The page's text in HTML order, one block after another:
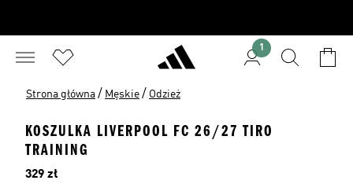
1
Strona główna / Męskie / Odzież
KOSZULKA LIVERPOOL FC 26/27 TIRO
TRAINING
Cena
329 zł